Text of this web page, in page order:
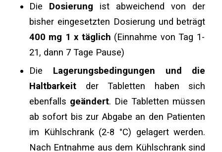
Die Dosierung ist abweichend von der
bisher eingesetzten Dosierung und beträgt
400 mg 1 x täglich (Einnahme von Tag 1-
21, dann 7 Tage Pause)
Die Lagerungsbedingungen und die
Haltbarkeitder Tabletten haben sich
ebenfalls geändert. Die Tabletten müssen
ab sofort bis zur Abgabe an den Patienten
im Kühlschrank (2-8 °C) gelagert werden.
Nach Entnahme aus dem Kühlschrank sind